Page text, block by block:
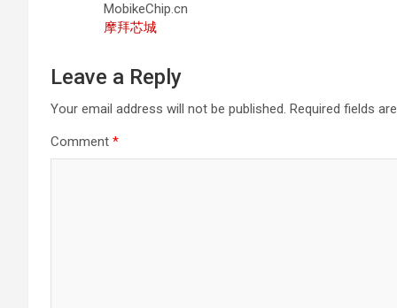
MobikeChip.cn
摩拜芯城
Leave a Reply
Your email address will not be published. Required fields
Comment *